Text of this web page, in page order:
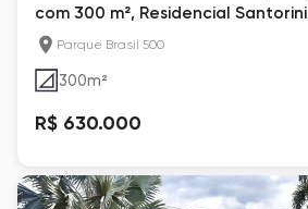
com 300 m², Residencial Santorini
Parque Brasil 500
300m²
R$ 630.000